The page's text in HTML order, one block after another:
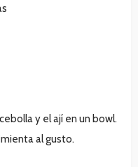
y el ají en un bowl.
al gusto.